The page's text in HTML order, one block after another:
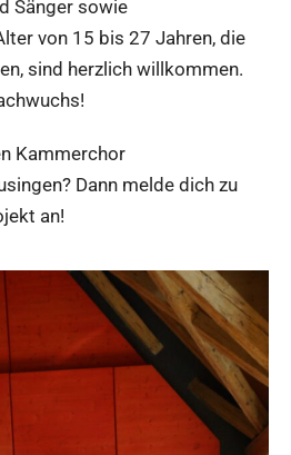
Sänger sowie
von 15 bis 27 Jahren, die
sind herzlich willkommen.
Kammerchor
Dann melde dich zu
an!